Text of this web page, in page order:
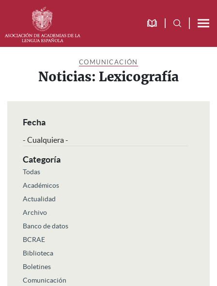
navegación
principal
COMUNICACIÓN
Noticias: Lexicografía
Fecha
Categoría
Todas
Académicos
Actualidad
Archivo
Banco de datos
BCRAE
Biblioteca
Boletines
Comunicación